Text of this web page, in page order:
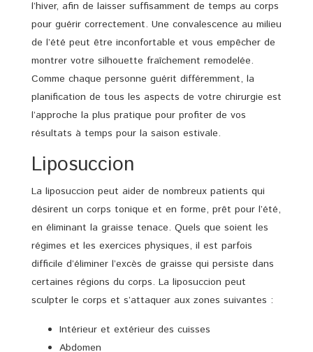
l’hiver, afin de laisser suffisamment de temps au corps
pour guérir correctement. Une convalescence au milieu
de l’été peut être inconfortable et vous empêcher de
montrer votre silhouette fraîchement remodelée.
Comme chaque personne guérit différemment, la
planification de tous les aspects de votre chirurgie est
l’approche la plus pratique pour profiter de vos
résultats à temps pour la saison estivale.
Liposuccion
La liposuccion peut aider de nombreux patients qui
désirent un corps tonique et en forme, prêt pour l’été,
en éliminant la graisse tenace. Quels que soient les
régimes et les exercices physiques, il est parfois
difficile d’éliminer l’excès de graisse qui persiste dans
certaines régions du corps. La liposuccion peut
sculpter le corps et s’attaquer aux zones suivantes :
Intérieur et extérieur des cuisses
Abdomen